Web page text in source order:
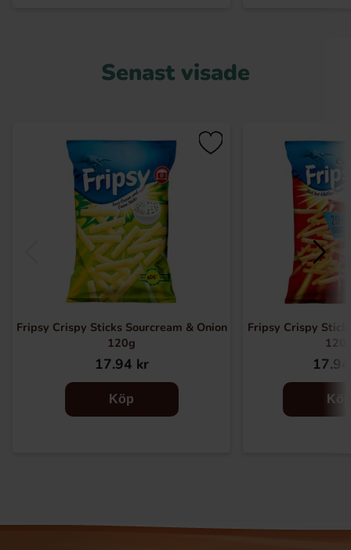
Senast visade
Fripsy Crispy Sticks Sourcream & Onion
120g
17.94 kr
Köp
Fripsy Crispy
Köp